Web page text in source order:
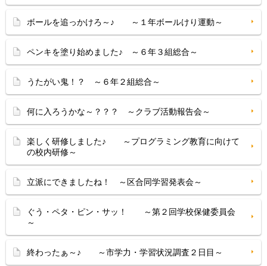
ボールを追っかけろ～♪ ～１年ボールけり運動～
ペンキを塗り始めました♪ ～６年３組総合～
うたがい鬼！？ ～６年２組総合～
何に入ろうかな～？？？ ～クラブ活動報告会～
楽しく研修しました♪ ～プログラミング教育に向けて
の校内研修～
立派にできましたね！ ～区合同学習発表会～
ぐう・ペタ・ピン・サッ！ ～第２回学校保健委員会
～
終わったぁ～♪ ～市学力・学習状況調査２日目～